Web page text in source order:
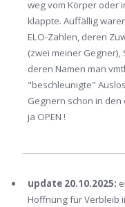
weg vom Körper oder
klappte. Auffällig
ELO-Zahlen, deren
(zwei meiner
deren Namen man
"beschleunigte"
Gegnern schon in
ja OPEN !
update 20.10.2025:
Hoffnung für Verbleib